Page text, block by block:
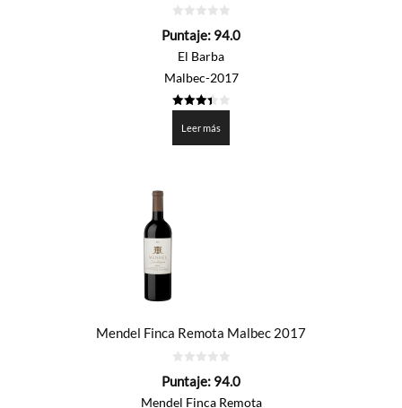
de
Puntaje: 94.0
El Barba
Malbec-2017
de 5
Leer más
Mendel Finca Remota Malbec 2017
de
Puntaje: 94.0
Mendel Finca Remota